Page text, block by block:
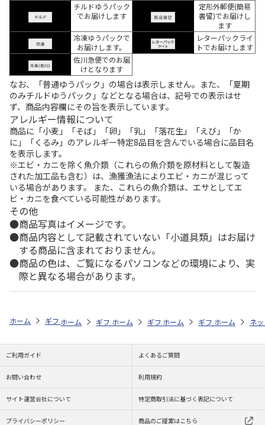
チルドゆうパック
でお届けします
定形外郵便(簡易
書留)でお届けし
ます
冷凍ゆうパックで
お届けします。
レターパックライ
トでお届けします
佐川急便でのお届
けとなります
なお、「普通ゆうパック」の場合は表示しません。また、「夏期
のみチルドゆうパック」などとなる場合は、記号での表示はせ
ず、商品内容欄にその旨を表示しています。
アレルギー情報について
商品に「小麦」「そば」「卵」「乳」「落花生」「えび」「か
に」「くるみ」のアレルギー特定8品目を含んでいる場合に品目名
を表示します。
※エビ・カニを除く魚介類（これらの魚介類を原材料として製造
された加工品も含む）は、漁獲漁法によりエビ・カニが混じって
いる場合があります。 また、これらの魚介類は、エサとしてエ
ビ・カニを食べている可能性があります。
その他
商品写真はイメージです。
商品内容として記載されていない「小道具類」はお届け
する商品に含まれておりません。
商品の色は、ご覧になるパソコンなどの環境により、実
際と異なる場合があります。
ホーム ギフトストア お中元・夏ギフト特集 2026 ドリンク ＜
ホーム ギフトストア お中元・夏ギフト特集 2026
ホーム ギフトストア お中元・夏ギフト
ホーム ギフトストア お
ホーム ネ
ご利用ガイド よくあるご質問
お問い合わせ 利用規約
サイト運営会社について 特定商取引法に基づく表記について
プライバシーポリシー 商品のご提案はこちら